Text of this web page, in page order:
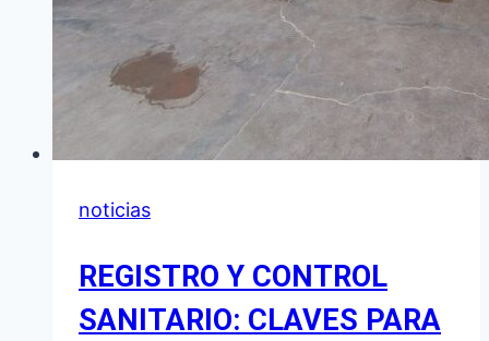
noticias
REGISTRO Y CONTROL
SANITARIO: CLAVES PARA